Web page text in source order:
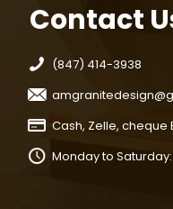
Contact
(847) 414-3938
Cash, Zelle, cheque
Monday to Saturday: